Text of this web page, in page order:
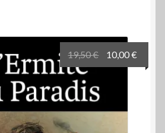
19,50€
Le
prix
était :
19,50 €.
10,00€
prix